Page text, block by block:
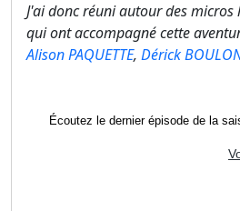
J'ai donc réuni autour des
qui ont accompagné cette
Alison PAQUETTE, Dérick
Écoutez le dernier épisode de la